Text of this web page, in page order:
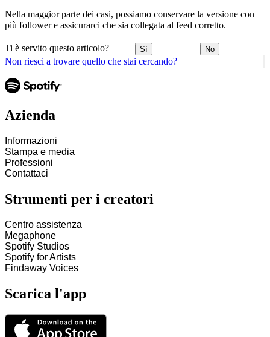
Non riesci a trovare quello che stai cercando?
Nella maggior parte dei casi, possiamo conservare la versione con
più follower e assicurarci che sia collegata al feed corretto.
Ti è servito questo articolo? Sì No
Azienda
Informazioni
Stampa e media
Professioni
Contattaci
Strumenti per i creatori
Centro assistenza
Megaphone
Spotify Studios
Spotify for Artists
Findaway Voices
Scarica l'app